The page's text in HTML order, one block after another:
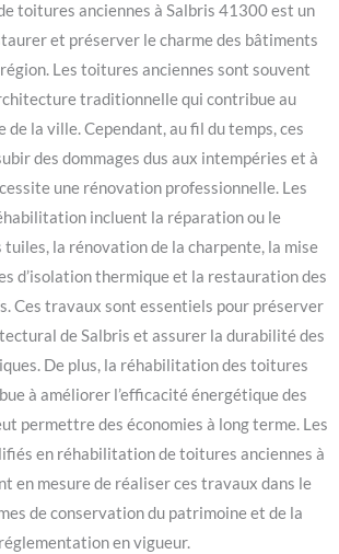
toitures anciennes à Salbris 41300 est un
et préserver le charme des bâtiments
Les toitures anciennes sont souvent
traditionnelle qui contribue au
de la ville. Cependant, au fil du temps, ces
des dommages dus aux intempéries et à
une rénovation professionnelle. Les
incluent la réparation ou le
tuiles, la rénovation de la charpente, la mise
d’isolation thermique et la restauration des
Ces travaux sont essentiels pour préserver
de Salbris et assurer la durabilité des
De plus, la réhabilitation des toitures
à améliorer l’efficacité énergétique des
permettre des économies à long terme. Les
en réhabilitation de toitures anciennes à
en mesure de réaliser ces travaux dans le
de conservation du patrimoine et de la
réglementation en vigueur.